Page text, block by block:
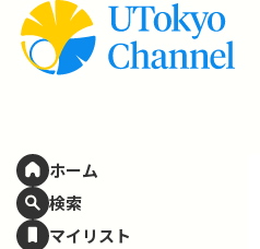
ホーム
検索
マイリスト